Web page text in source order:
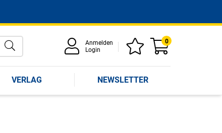
Anmelden
Login
0
VERLAG NEWSLETTER